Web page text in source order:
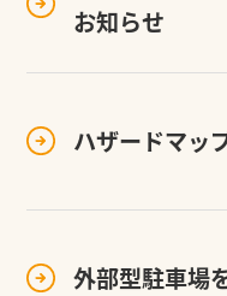
お知らせ
ハザードマッ
外部型駐車場